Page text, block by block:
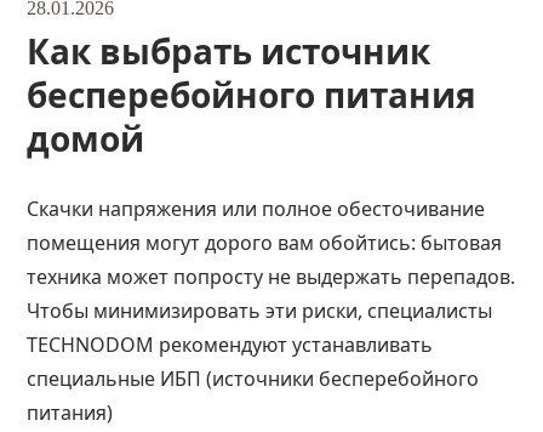
28.01.2026
Как выбрать источник
бесперебойного питания
домой
Скачки напряжения или полное обесточивание
помещения могут дорого вам обойтись: бытовая
техника может попросту не выдержать перепадов.
Чтобы минимизировать эти риски, специалисты
TECHNODOM рекомендуют устанавливать
специальные ИБП (источники бесперебойного
питания)